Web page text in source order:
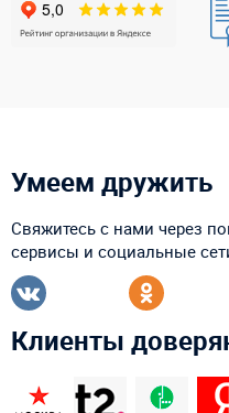
Умеем дружить
Свяжитесь с нами через
сервисы и социальные
Клиенты